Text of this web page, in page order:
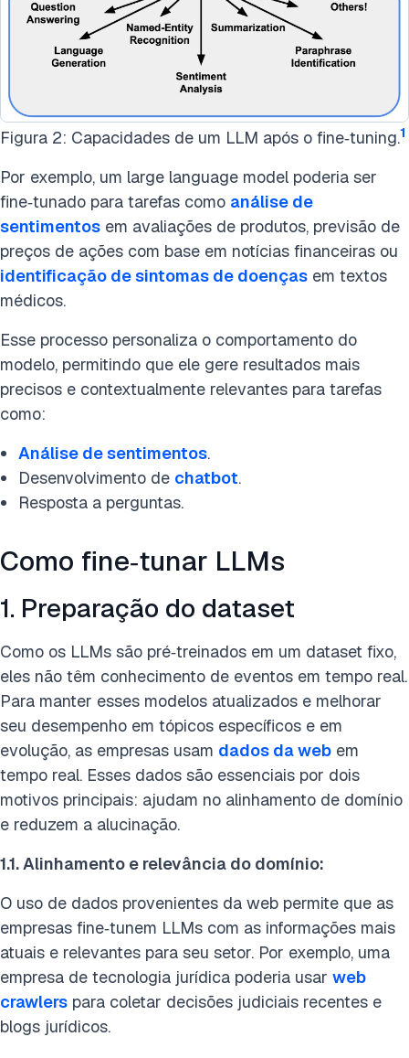
Figura 2: Capacidades de um LLM após o fine‑tuning.1
Por exemplo, um large language model poderia ser
fine‑tunado para tarefas como análise de
sentimentos em avaliações de produtos, previsão de
preços de ações com base em notícias financeiras ou
identificação de sintomas de doenças em textos
médicos.
Esse processo personaliza o comportamento do
modelo, permitindo que ele gere resultados mais
precisos e contextualmente relevantes para tarefas
como:
Análise de sentimentos.
Desenvolvimento de chatbot.
Resposta a perguntas.
Como fine‑tunar LLMs
1. Preparação do dataset
Como os LLMs são pré‑treinados em um dataset fixo,
eles não têm conhecimento de eventos em tempo real.
Para manter esses modelos atualizados e melhorar
seu desempenho em tópicos específicos e em
evolução, as empresas usam dados da web em
tempo real. Esses dados são essenciais por dois
motivos principais: ajudam no alinhamento de domínio
e reduzem a alucinação.
1.1.Alinhamento e relevância do domínio:
O uso de dados provenientes da web permite que as
empresas fine‑tunem LLMs com as informações mais
atuais e relevantes para seu setor. Por exemplo, uma
empresa de tecnologia jurídica poderia usar web
crawlers para coletar decisões judiciais recentes e
blogs jurídicos.